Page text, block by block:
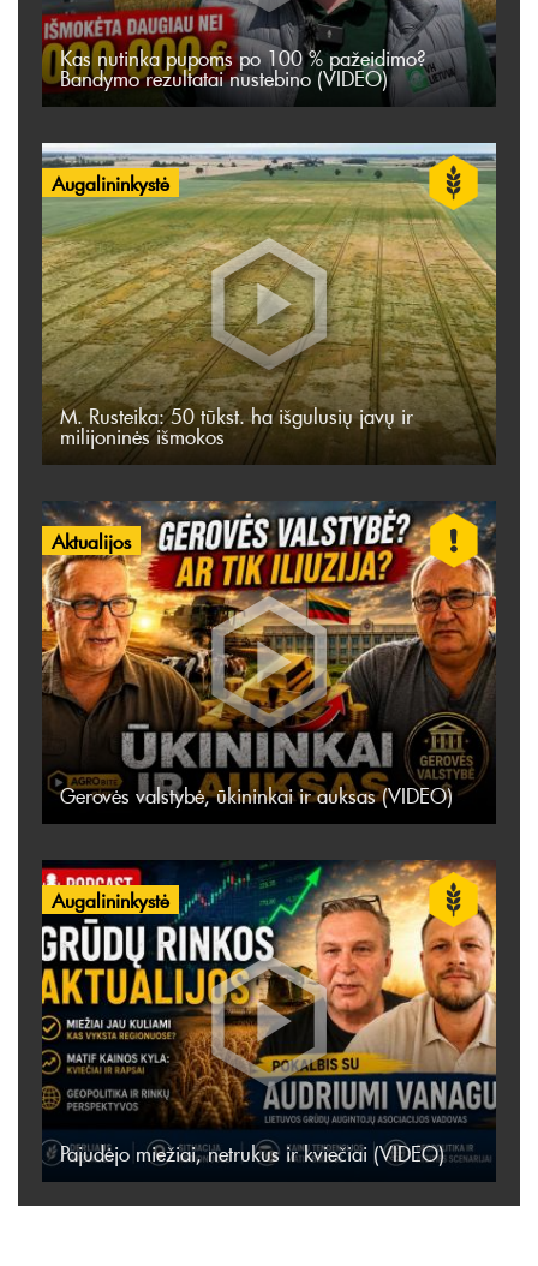
Kas nutinka pupoms po 100 % pažeidimo?
Bandymo rezultatai nustebino (VIDEO)
Augalininkystė
M. Rusteika: 50 tūkst. ha išgulusių javų ir
milijoninės išmokos
Aktualijos
Gerovės valstybė, ūkininkai ir auksas (VIDEO)
Augalininkystė
Pajudėjo miežiai, netrukus ir kviečiai (VIDEO)